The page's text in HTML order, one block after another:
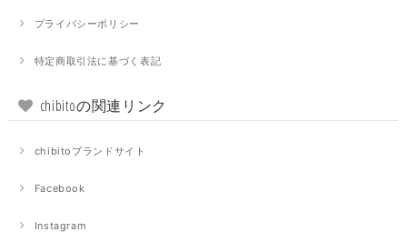
プライバシーポリシー
特定商取引法に基づく表記
chibitoの関連リンク
chibitoブランドサイト
Facebook
Instagram